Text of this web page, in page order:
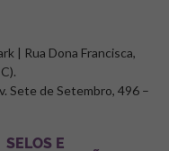
| Rua Dona Francisca,
Sete de Setembro, 496 –
SELOS E